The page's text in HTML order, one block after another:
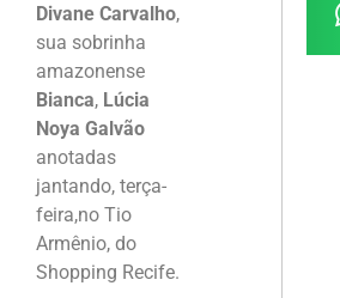
Divane Carvalho,
sua sobrinha
amazonense
Bianca, Lúcia
Noya Galvão
anotadas
jantando, terça-
feira,no Tio
Armênio, do
Shopping Recife.